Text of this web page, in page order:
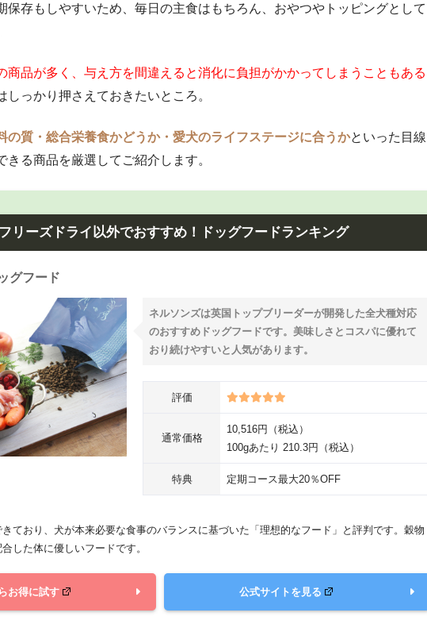
保存もしやすいため、毎日の主食はもちろん、おやつやトッピングとして
商品が多く、与え方を間違えると消化に負担がかかってしまうこともある
しっかり押さえておきたいところ。
の質・総合栄養食かどうか・愛犬のライフステージに合うかといった目線
きる商品を厳選してご紹介します。
フリーズドライ以外でおすすめ！ドッグフードランキング
グフード
ネルソンズは英国トップブリーダーが開発した全犬種対応
のおすすめドッグフードです。美味しさとコスパに優れて
おり続けやすいと人気があります。
評価
通常価格
10,516円（税込）
100gあたり 210.3円（税込）
特典 定期コース最大20％OFF
ており、犬が本来必要な食事のバランスに基づいた「理想的なフード」と評判です。穀物
した体に優しいフードです。
お得に試す 公式サイトを見る